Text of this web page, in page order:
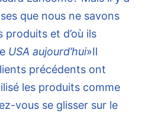
que nous ne savons
produits et d’où ils
USA aujourd’hui»Il
précédents ont
les produits comme
vous se glisser sur le